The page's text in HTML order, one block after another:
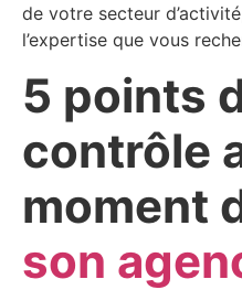
de votre secteur
l’expertise que vous
5 points
contrôle
moment
son